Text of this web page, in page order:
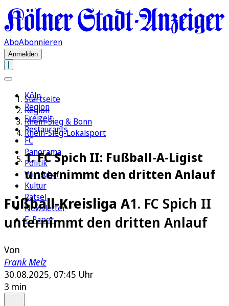
AboAbonnieren
Anmelden
Köln
Region
Freizeit
Restaurants
FC
Panorama
Politik
Wirtschaft
Kultur
Rätsel
Newsletter
E-Paper
Startseite
Region
Rhein-Sieg & Bonn
Rhein-Sieg-Lokalsport
1. FC Spich II: Fußball-A-Ligist
unternimmt den dritten Anlauf
Fußball-Kreisliga A1. FC Spich II
unternimmt den dritten Anlauf
Von
Frank Melz
30.08.2025, 07:45 Uhr
3 min